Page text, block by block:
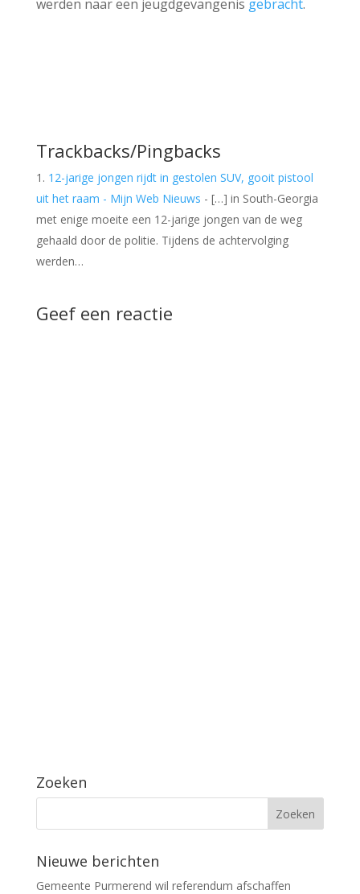
werden naar een jeugdgevangenis gebracht.
Trackbacks/Pingbacks
12-jarige jongen rijdt in gestolen SUV, gooit pistool
uit het raam - Mijn Web Nieuws - […] in South-Georgia
met enige moeite een 12-jarige jongen van de weg
gehaald door de politie. Tijdens de achtervolging
werden…
Geef een reactie
Zoeken
Nieuwe berichten
Gemeente Purmerend wil referendum afschaffen